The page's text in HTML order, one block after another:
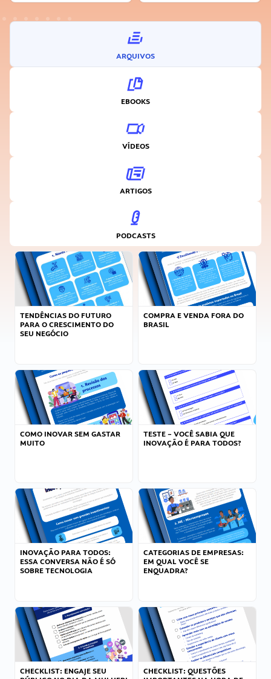
ARQUIVOS
EBOOKS
VÍDEOS
ARTIGOS
PODCASTS
TENDÊNCIAS DO FUTURO
PARA O CRESCIMENTO DO
SEU NEGÓCIO
COMPRA E VENDA FORA DO
BRASIL
COMO INOVAR SEM GASTAR
MUITO
TESTE – VOCÊ SABIA QUE
INOVAÇÃO É PARA TODOS?
INOVAÇÃO PARA TODOS:
ESSA CONVERSA NÃO É SÓ
SOBRE TECNOLOGIA
CATEGORIAS DE EMPRESAS:
EM QUAL VOCÊ SE
ENQUADRA?
CHECKLIST: ENGAJE SEU
CHECKLIST: QUESTÕES